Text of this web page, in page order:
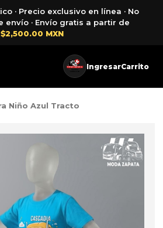
· Precio exclusivo en línea · No
envío · Envío gratis a partir de
$2,500.00 MXN
IngresarCarrito
Niño Azul Tracto